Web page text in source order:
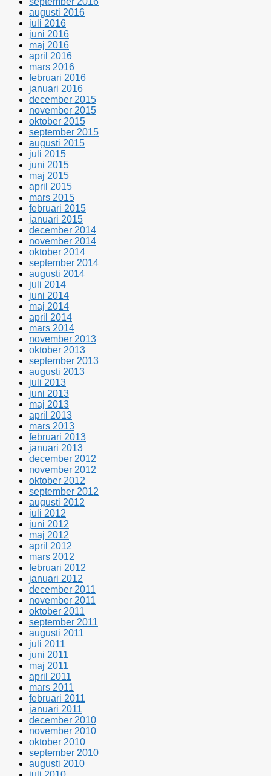
augusti 2016
juli 2016
juni 2016
maj 2016
april 2016
mars 2016
februari 2016
januari 2016
december 2015
november 2015
oktober 2015
september 2015
augusti 2015
juli 2015
juni 2015
maj 2015
april 2015
mars 2015
februari 2015
januari 2015
december 2014
november 2014
oktober 2014
september 2014
augusti 2014
juli 2014
juni 2014
maj 2014
april 2014
mars 2014
november 2013
oktober 2013
september 2013
augusti 2013
juli 2013
juni 2013
maj 2013
april 2013
mars 2013
februari 2013
januari 2013
december 2012
november 2012
oktober 2012
september 2012
augusti 2012
juli 2012
juni 2012
maj 2012
april 2012
mars 2012
februari 2012
januari 2012
december 2011
november 2011
oktober 2011
september 2011
augusti 2011
juli 2011
juni 2011
maj 2011
april 2011
mars 2011
februari 2011
januari 2011
december 2010
november 2010
oktober 2010
september 2010
augusti 2010